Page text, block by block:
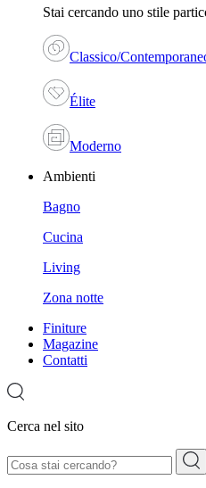
Stai cercando uno stile
Classico/
Élite
Moderno
Ambienti
Bagno
Cucina
Living
Zona notte
Finiture
Magazine
Contatti
Cerca nel sito